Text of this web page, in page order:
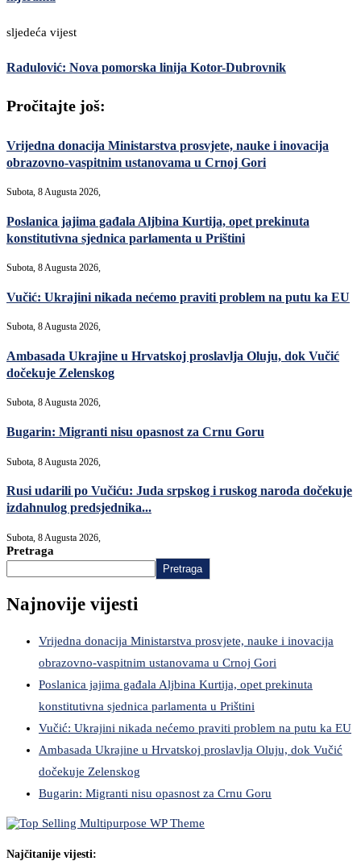
sljedeća vijest
Radulović: Nova pomorska linija Kotor-Dubrovnik
Pročitajte još:
Vrijedna donacija Ministarstva prosvjete, nauke i inovacija
obrazovno-vaspitnim ustanovama u Crnoj Gori
Subota, 8 Augusta 2026,
Poslanica jajima gađala Aljbina Kurtija, opet prekinuta
konstitutivna sjednica parlamenta u Prištini
Subota, 8 Augusta 2026,
Vučić: Ukrajini nikada nećemo praviti problem na putu ka EU
Subota, 8 Augusta 2026,
Ambasada Ukrajine u Hrvatskoj proslavlja Oluju, dok Vučić
dočekuje Zelenskog
Subota, 8 Augusta 2026,
Bugarin: Migranti nisu opasnost za Crnu Goru
Subota, 8 Augusta 2026,
Rusi udarili po Vučiću: Juda srpskog i ruskog naroda dočekuje
izdahnulog predsjednika...
Subota, 8 Augusta 2026,
Pretraga
Pretraga
Najnovije vijesti
Vrijedna donacija Ministarstva prosvjete, nauke i inovacija
obrazovno-vaspitnim ustanovama u Crnoj Gori
Poslanica jajima gađala Aljbina Kurtija, opet prekinuta
konstitutivna sjednica parlamenta u Prištini
Vučić: Ukrajini nikada nećemo praviti problem na putu ka EU
Ambasada Ukrajine u Hrvatskoj proslavlja Oluju, dok Vučić
dočekuje Zelenskog
Bugarin: Migranti nisu opasnost za Crnu Goru
Najčitanije vijesti: